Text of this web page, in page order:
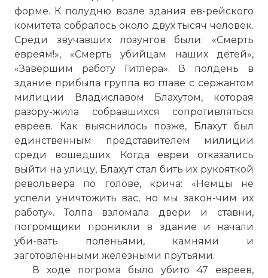
форме. К полудню возле здания ев-рейского
комитета собралось около двух тысяч человек.
Среди звучавших лозунгов были: «Смерть
евреям!», «Смерть убийцам наших детей»,
«Завершим работу Гитлера». В полдень в
здание прибыла группа во главе с сержантом
милиции Владиславом Блахутом, которая
разору-жила собравшихся сопротивляться
евреев. Как выяснилось позже, Блахут был
единственным представителем милиции
среди вошедших. Когда евреи отказались
выйти на улицу, Блахут стал бить их рукояткой
револьвера по голове, крича: «Немцы не
успели уничтожить вас, но мы закон-чим их
работу». Толпа взломала двери и ставни,
погромщики проникли в здание и начали
уби-вать поленьями, камнями и
заготовленными железными прутьями.
В ходе погрома было убито 47 евреев,